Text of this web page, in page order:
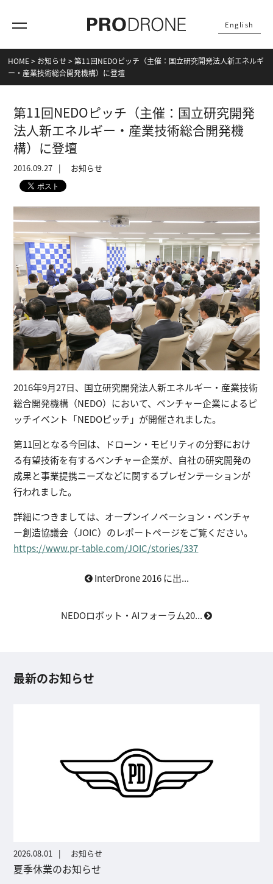
English
HOME> お知らせ >第11回NEDOピッチ（主催：国立研究開発法人新エネルギ
ー・産業技術総合開発機構）に登壇
第11回NEDOピッチ（主催：国立研究開発
法人新エネルギー・産業技術総合開発機
構）に登壇
2016.09.27 お知らせ
2016年9月27日、国立研究開発法人新エネルギー・産業技術
総合開発機構（NEDO）において、ベンチャー企業によるピ
ッチイベント「NEDOピッチ」が開催されました。
第11回となる今回は、ドローン・モビリティの分野におけ
る有望技術を有するベンチャー企業が、自社の研究開発の
成果と事業提携ニーズなどに関するプレゼンテーションが
行われました。
詳細につきましては、オープンイノベーション・ベンチャ
ー創造協議会（JOIC）のレポートページをご覧ください。
https://www.pr-table.com/JOIC/stories/337
InterDrone 2016 に出...
NEDOロボット・AIフォーラム20...
最新のお知らせ
2026.08.01 お知らせ
夏季休業のお知らせ